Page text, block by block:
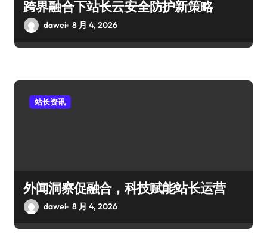
跨界融合下站长云安全防护新策略
dawei 8 月 4, 2026
站长资讯
外闻洞察促融合，科技赋能站长运营
dawei 8 月 4, 2026